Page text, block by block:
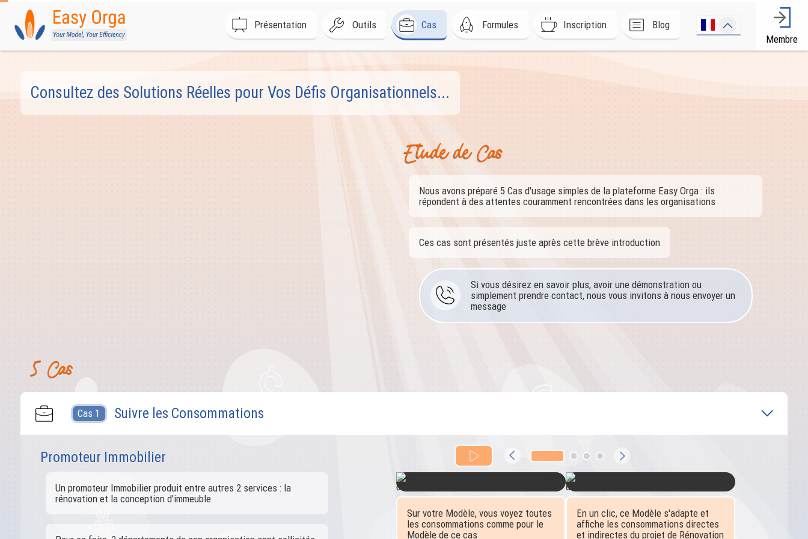
Présentation Outils Cas Formules Inscription
Blog
Membre
Consultez des Solutions Réelles pour Vos Défis Organisationnels...
Etude de Cas
Nous avons préparé 5 Cas d'usage simples de la plateforme Easy Orga : ils
répondent à des attentes couramment rencontrées dans les organisations
Ces cas sont présentés juste après cette brève introduction
Si vous désirez en savoir plus, avoir une démonstration ou
simplement prendre contact, nous vous invitons à nous envoyer un
message
5 Cas
Cas 1 Suivre les Consommations
Promoteur Immobilier
Un promoteur Immobilier produit entre autres 2 services : la
rénovation et la conception d'immeuble
Sur votre Modèle, vous voyez toutes
les consommations comme pour le
Modèle de ce cas
En un clic, ce Modèle s'adapte et
affiche les consommations directes
et indirectes du projet de Rénovation